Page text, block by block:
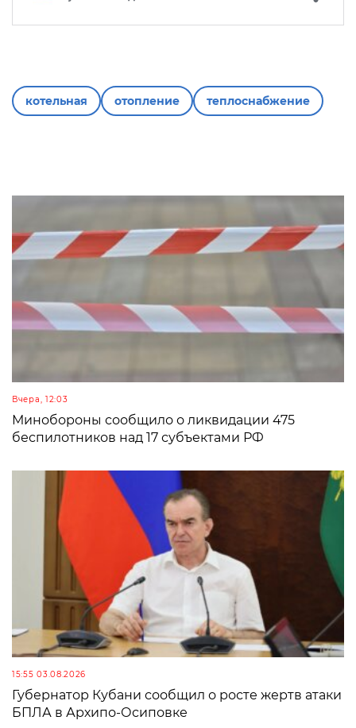
котельная отопление теплоснабжение
Вчера, 12:03
Минобороны сообщило о ликвидации 475
беспилотников над 17 субъектами РФ
15:55 03.08.2026
Губернатор Кубани сообщил о росте жертв атаки
БПЛА в Архипо-Осиповке